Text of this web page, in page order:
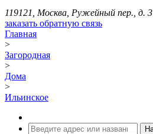
119121, Москва, Ружейный пер., д. 3
заказать обратную связь
Главная
>
Загородная
>
Дома
>
Ильинское